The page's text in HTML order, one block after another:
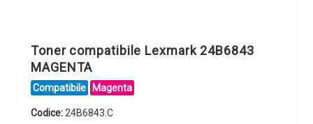
Toner compatibile Lexmark 24B6843
MAGENTA
Compatibile Magenta
Codice: 24B6843.C